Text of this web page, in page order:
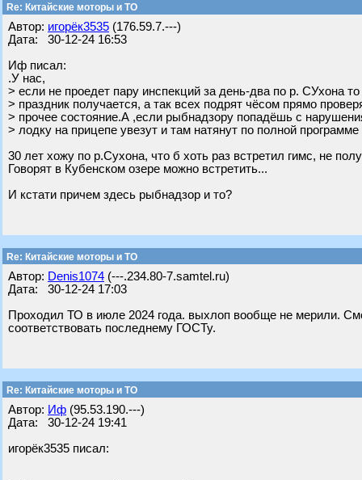
Re: Китайские моторы и ТО
Автор: игорёк3535 (176.59.7.---)
Дата: 30-12-24 16:53
Иф писал:
.У нас,
> если не проедет пару инспекций за день-два по р. СУхона
> праздник получается, а так всех подрят чёсом прямо
> прочее состояние.А ,если рыбнадзору попадёшь с
> лодку на прицепе увезут и там натянут по полной программе
30 лет хожу по р.Сухона, что б хоть раз встретил гимс, не
Говорят в Кубенском озере можно встретить...
И кстати причем здесь рыбнадзор и то?
Re: Китайские моторы и ТО
Автор: Denis1074 (---.234.80-7.samtel.ru)
Дата: 30-12-24 17:03
Проходил ТО в июле 2024 года. выхлоп вообще не мерили.
соответствовать последнему ГОСТу.
Re: Китайские моторы и ТО
Автор: Иф (95.53.190.---)
Дата: 30-12-24 19:41
игорёк3535 писал: